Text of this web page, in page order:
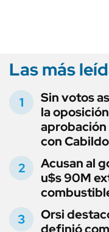
Las más
Sin votos
la
aprobación
con
Acusan al
u$s 90M
Orsi
definió